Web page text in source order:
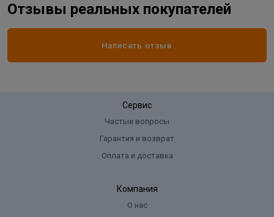
Отзывы реальных покупателей
Написать отзыв
Сервис
Частые вопросы
Гарантия и возврат
Оплата и доставка
Компания
О нас